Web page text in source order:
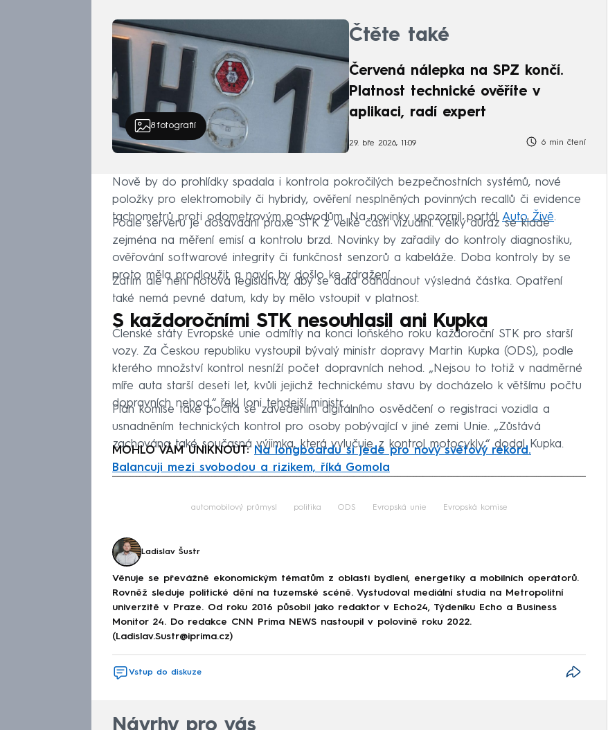
8fotografií
Čtěte také
Červená nálepka na SPZ končí.
Platnost technické ověříte v
aplikaci, radí expert
29. bře 2026, 11:09 6 min čtení
Nově by do prohlídky spadala i kontrola pokročilých bezpečnostních systémů, nové
položky pro elektromobily či hybridy, ověření nesplněných povinných recallů či evidence
tachometrů proti odometrovým podvodům. Na novinky upozornil portál Auto Živě.
Podle serveru je dosavadní praxe STK z velké části vizuální. Velký důraz se klade
zejména na měření emisí a kontrolu brzd. Novinky by zařadily do kontroly diagnostiku,
ověřování softwarové integrity či funkčnost senzorů a kabeláže. Doba kontroly by se
proto měla prodloužit a navíc by došlo ke zdražení.
Zatím ale není hotová legislativa, aby se dala odhadnout výsledná částka. Opatření
také nemá pevné datum, kdy by mělo vstoupit v platnost.
S každoročními STK nesouhlasil ani Kupka
Členské státy Evropské unie odmítly na konci loňského roku každoroční STK pro starší
vozy. Za Českou republiku vystoupil bývalý ministr dopravy Martin Kupka (ODS), podle
kterého množství kontrol nesníží počet dopravních nehod. „Nejsou to totiž v nadměrné
míře auta starší deseti let, kvůli jejichž technickému stavu by docházelo k většímu počtu
dopravních nehod,“ řekl loni tehdejší ministr.
Plán komise také počítá se zavedením digitálního osvědčení o registraci vozidla a
usnadněním technických kontrol pro osoby pobývající v jiné zemi Unie. „Zůstává
zachována také současná výjimka, která vylučuje z kontrol motocykly,“ dodal Kupka.
MOHLO VÁM UNIKNOUT: Na longboardu si jede pro nový světový rekord.
Balancuji mezi svobodou a rizikem, říká Gomola
automobilový průmysl politika ODS Evropská unie Evropská komise
Ladislav Šustr
Věnuje se převážně ekonomickým tématům z oblasti bydlení, energetiky a mobilních operátorů.
Rovněž sleduje politické dění na tuzemské scéně. Vystudoval mediální studia na Metropolitní
univerzitě v Praze. Od roku 2016 působil jako redaktor v Echo24, Týdeníku Echo a Business
Monitor 24. Do redakce CNN Prima NEWS nastoupil v polovině roku 2022.
(Ladislav.Sustr@iprima.cz)
Vstup do diskuze
Návrhy pro vás